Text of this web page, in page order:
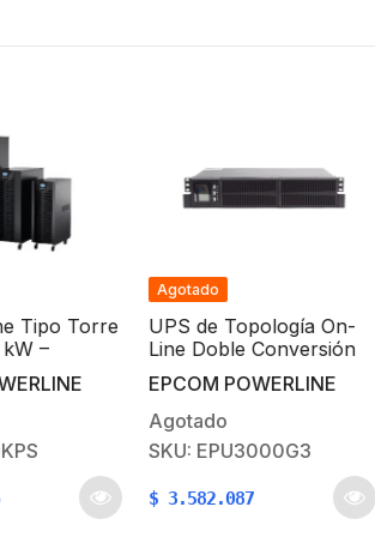
Tipo Torre
–
Salida
/ 220
Agotado
UPS de Topología On-
Line Doble Conversión
con Baterías Internas /
Capacidad de 3KVA /
2700W / Entrada y
Salida de 120 Vca /
Clavija de Entrada
NEMA L5-30P / Pantalla
LCD Configurable /
EPCOM POWERLINE
Agotado
SKU: EPU3000G3
$3.582.087